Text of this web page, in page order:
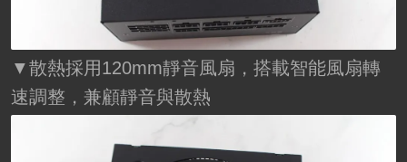
▼散熱採用120mm靜音風扇，搭載智能風扇轉
速調整，兼顧靜音與散熱